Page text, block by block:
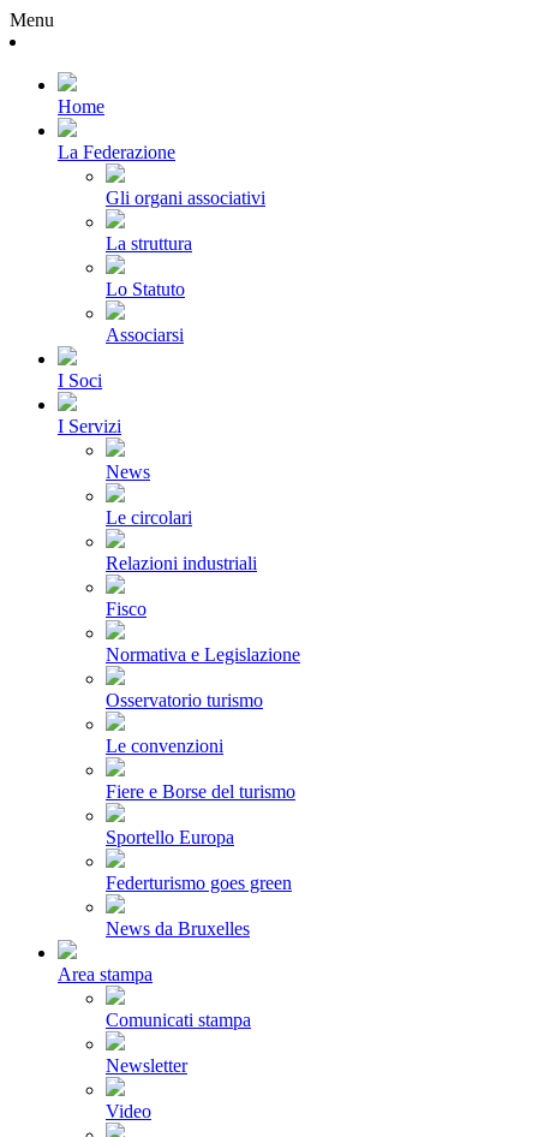
Menu
Home
La Federazione
Gli organi associativi
La struttura
Lo Statuto
Associarsi
I Soci
I Servizi
News
Le circolari
Relazioni industriali
Fisco
Normativa e Legislazione
Osservatorio turismo
Le convenzioni
Fiere e Borse del turismo
Sportello Europa
Federturismo goes green
News da Bruxelles
Area stampa
Comunicati stampa
Newsletter
Video